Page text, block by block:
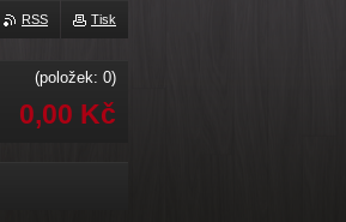
Tisk
RSS
(položek: 0)
0,00 Kč